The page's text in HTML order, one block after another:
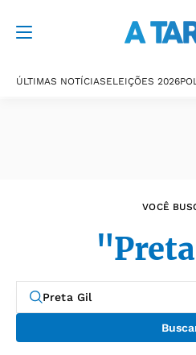
ÚLTIMAS NOTÍCIASELEIÇÕES 2026
VOCÊ